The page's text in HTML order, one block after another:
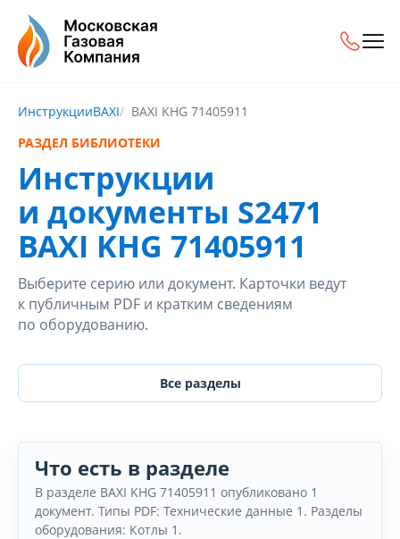
ИнструкцииBAXI
BAXI KHG 71405911
РАЗДЕЛ БИБЛИОТЕКИ
Инструкции
и документы S2471
BAXI KHG 71405911
Выберите серию или документ. Карточки ведут
к публичным PDF и кратким сведениям
по оборудованию.
Все разделы
Что есть в разделе
В разделе BAXI KHG 71405911 опубликовано 1
документ. Типы PDF: Технические данные 1. Разделы
оборудования: Котлы 1.